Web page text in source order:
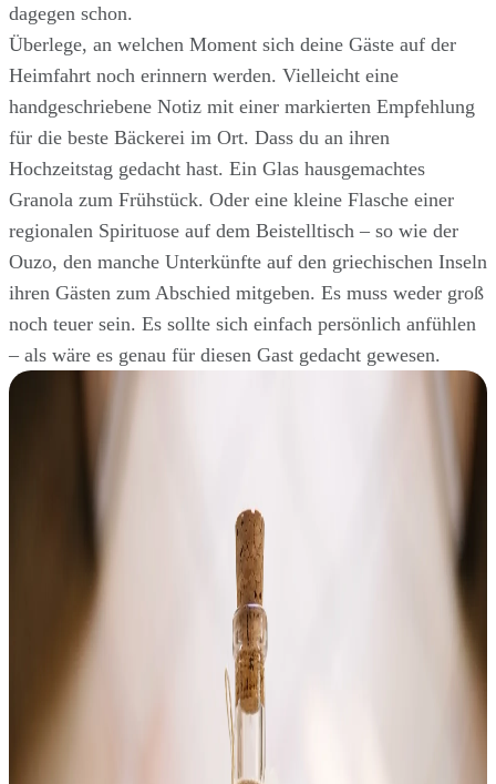
dagegen schon.
Überlege, an welchen Moment sich deine Gäste auf der
Heimfahrt noch erinnern werden. Vielleicht eine
handgeschriebene Notiz mit einer markierten Empfehlung
für die beste Bäckerei im Ort. Dass du an ihren
Hochzeitstag gedacht hast. Ein Glas hausgemachtes
Granola zum Frühstück. Oder eine kleine Flasche einer
regionalen Spirituose auf dem Beistelltisch – so wie der
Ouzo, den manche Unterkünfte auf den griechischen Inseln
ihren Gästen zum Abschied mitgeben. Es muss weder groß
noch teuer sein. Es sollte sich einfach persönlich anfühlen
– als wäre es genau für diesen Gast gedacht gewesen.